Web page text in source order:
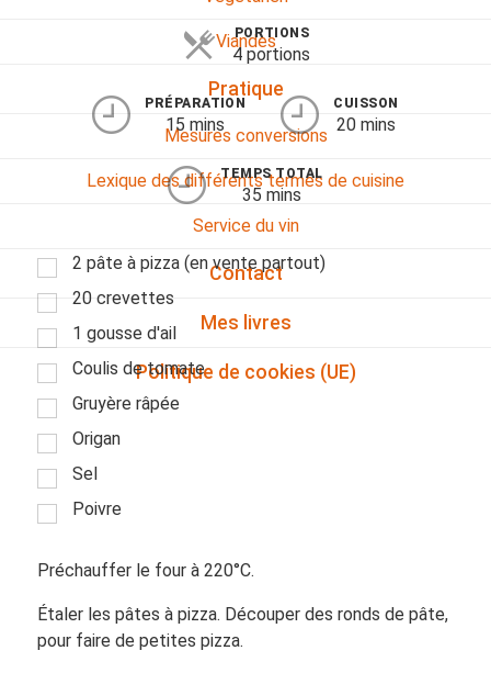
Viandes
Pratique
Mesures conversions
Lexique des différents termes de cuisine
Service du vin
Contact
Mes livres
Politique de cookies (UE)
PORTIONS
4 portions
PRÉPARATION
15 mins
CUISSON
20 mins
TEMPS TOTAL
35 mins
2 pâte à pizza (en vente partout)
20 crevettes
1 gousse d'ail
Coulis de tomate
Gruyère râpée
Origan
Sel
Poivre
Préchauffer le four à 220°C.
Étaler les pâtes à pizza. Découper des ronds de pâte,
pour faire de petites pizza.